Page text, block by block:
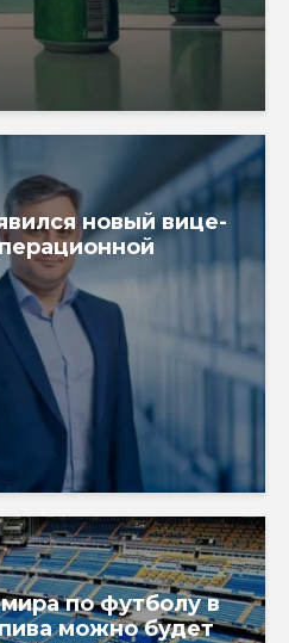
новый вице-
по футболу в
можно будет